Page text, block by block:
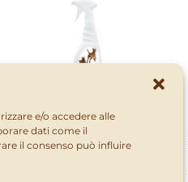
e/o accedere alle
dati come il
il consenso può influire
DISABITUANTI
Disabituante Cani
e Gatti